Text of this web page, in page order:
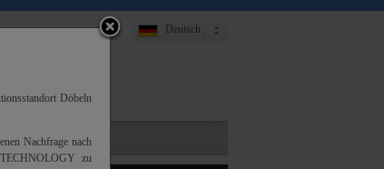
Deutsch
Döbeln
Nachfrage nach
zu